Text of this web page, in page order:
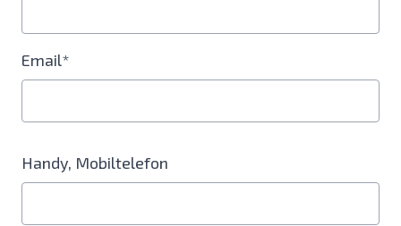
Email*
Handy, Mobiltelefon